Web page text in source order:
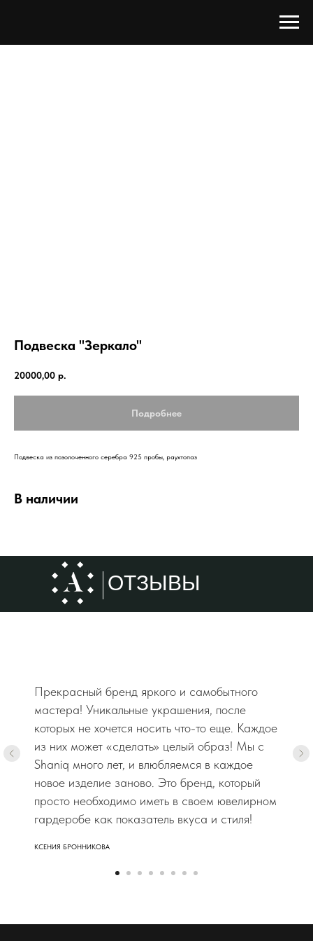
Подвеска "Зеркало"
20000,00 р.
Подробнее
Подвеска из позолоченного серебра 925 пробы, раухтопаз
В наличии
ОТЗЫВЫ
Прекрасный бренд яркого и самобытного
мастера! Уникальные украшения, после
которых не хочется носить что-то еще. Каждое
из них может «сделать» целый образ! Мы с
Shaniq много лет, и влюбляемся в каждое
новое изделие заново. Это бренд, который
просто необходимо иметь в своем ювелирном
гардеробе как показатель вкуса и стиля!
КСЕНИЯ БРОННИКОВА